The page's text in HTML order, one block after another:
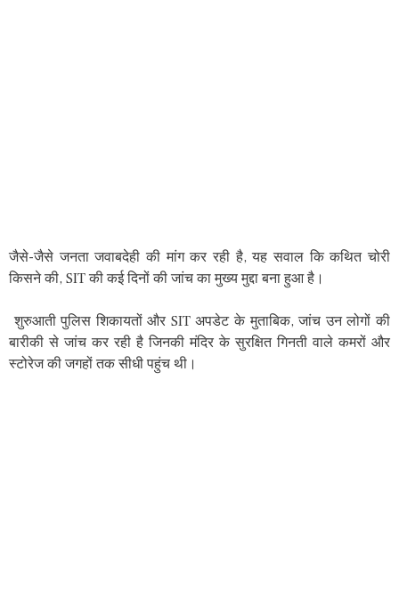
जैसे-जैसे जनता जवाबदेही की मांग कर रही है, यह सवाल कि कथित चोरी
किसने की, SIT की कई दिनों की जांच का मुख्य मुद्दा बना हुआ है।
शुरुआती पुलिस शिकायतों और SIT अपडेट के मुताबिक, जांच उन लोगों की
बारीकी से जांच कर रही है जिनकी मंदिर के सुरक्षित गिनती वाले कमरों और
स्टोरेज की जगहों तक सीधी पहुंच थी।